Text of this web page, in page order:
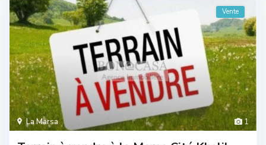
1
La Marsa
Vente